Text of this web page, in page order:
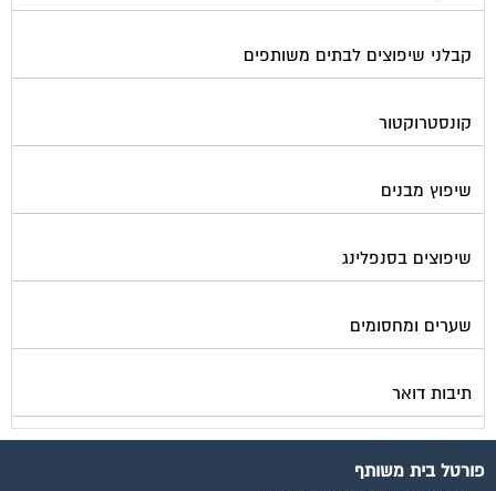
קבלני שיפוצים לבתים משותפים
קונסטרוקטור
שיפוץ מבנים
שיפוצים בסנפלינג
שערים ומחסומים
תיבות דואר
פורטל בית משותף